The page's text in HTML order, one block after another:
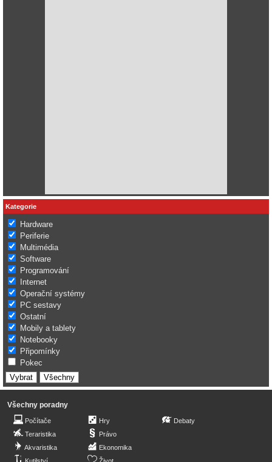
Kategorie
Hardware
Periferie
Multimédia
Software
Programování
Internet
Operační systémy
PC sestavy
Ostatní
Mobily a tablety
Notebooky
Připomínky
Pokec
Všechny poradny
Počítače
Teraristika
Akvaristika
Hry
Právo
Ekonomika
Debaty